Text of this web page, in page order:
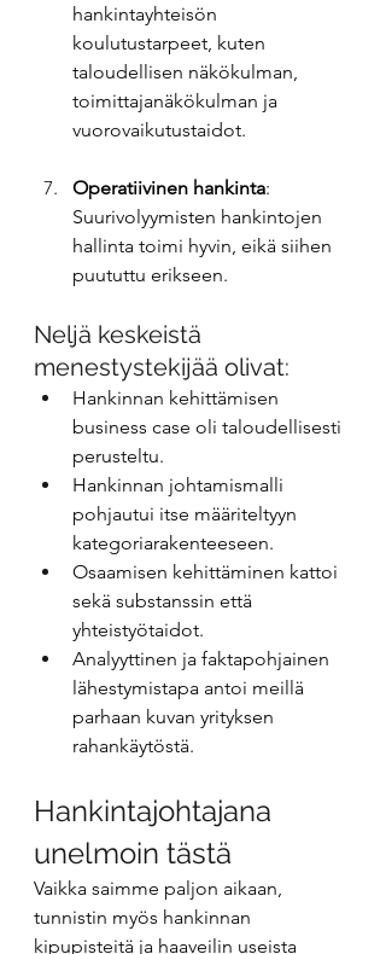
hankintayhteisön
koulutustarpeet, kuten
taloudellisen näkökulman,
toimittajanäkökulman ja
vuorovaikutustaidot.
Operatiivinen hankinta:
Suurivolyymisten hankintojen
hallinta toimi hyvin, eikä siihen
puututtu erikseen.
Neljä keskeistä
menestystekijää olivat:
Hankinnan kehittämisen
business case oli taloudellisesti
perusteltu.
Hankinnan johtamismalli
pohjautui itse määriteltyyn
kategoriarakenteeseen.
Osaamisen kehittäminen kattoi
sekä substanssin että
yhteistyötaidot.
Analyyttinen ja faktapohjainen
lähestymistapa antoi meillä
parhaan kuvan yrityksen
rahankäytöstä.
Hankintajohtajana
unelmoin tästä
Vaikka saimme paljon aikaan,
tunnistin myös hankinnan
kipupisteitä ja haaveilin useista